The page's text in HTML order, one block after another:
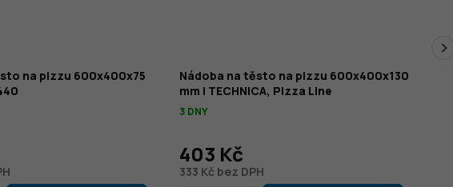
na pizzu 600x400x75
Nádoba na těsto na pizzu 600x400x130
mm | TECHNICA, Pizza Line
3 DNY
333 Kč bez DPH
403 Kč